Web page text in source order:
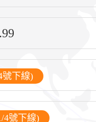
號下線)
4號下線)